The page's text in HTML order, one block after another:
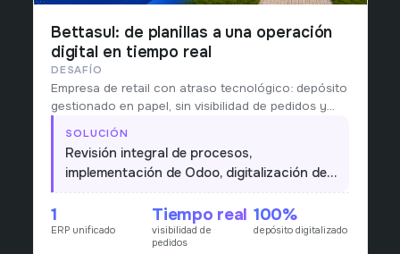
Bettasul: de planillas a una operación
digital en tiempo real
DESAFÍO
Empresa de retail con atraso tecnológico: depósito
gestionado en papel, sin visibilidad de pedidos y
procesos heterogéneos entre áreas.
SOLUCIÓN
Revisión integral de procesos,
implementación de Odoo, digitalización del
depósito y visión en tiempo real de pedidos
de punta a punta.
1
ERP unificado
Tiempo real
visibilidad de
pedidos
100%
depósito digitalizado